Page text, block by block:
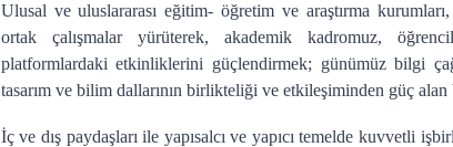
Ulusal ve uluslararası eğitim- öğretim ve araştırma
ortak çalışmalar yürüterek, akademik kadromuz,
platformlardaki etkinliklerini güçlendirmek; günümüz bilgi
tasarım ve bilim dallarının birlikteliği ve etkileşiminden güç
İç ve dış paydaşları ile yapısalcı ve yapıcı temelde kuvvetli